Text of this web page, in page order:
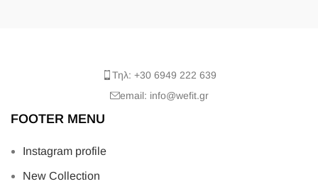
Τηλ: +30 6949 222 639
email: info@wefit.gr
FOOTER MENU
Instagram profile
New Collection